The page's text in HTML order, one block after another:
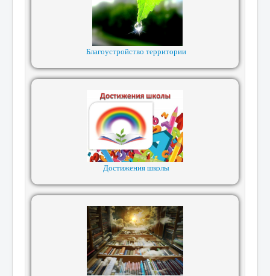
Благоустройство территории
Достижения школы